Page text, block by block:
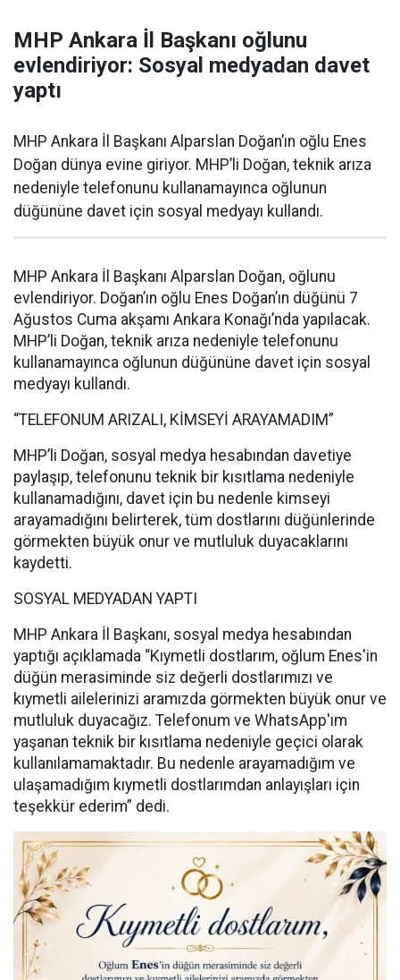
MHP Ankara İl Başkanı oğlunu
evlendiriyor: Sosyal medyadan davet
yaptı
MHP Ankara İl Başkanı Alparslan Doğan’ın oğlu Enes
Doğan dünya evine giriyor. MHP’li Doğan, teknik arıza
nedeniyle telefonunu kullanamayınca oğlunun
düğününe davet için sosyal medyayı kullandı.
MHP Ankara İl Başkanı Alparslan Doğan, oğlunu
evlendiriyor. Doğan’ın oğlu Enes Doğan’ın düğünü 7
Ağustos Cuma akşamı Ankara Konağı’nda yapılacak.
MHP’li Doğan, teknik arıza nedeniyle telefonunu
kullanamayınca oğlunun düğününe davet için sosyal
medyayı kullandı.
“TELEFONUM ARIZALI, KİMSEYİ ARAYAMADIM”
MHP’li Doğan, sosyal medya hesabından davetiye
paylaşıp, telefonunu teknik bir kısıtlama nedeniyle
kullanamadığını, davet için bu nedenle kimseyi
arayamadığını belirterek, tüm dostlarını düğünlerinde
görmekten büyük onur ve mutluluk duyacaklarını
kaydetti.
SOSYAL MEDYADAN YAPTI
MHP Ankara İl Başkanı, sosyal medya hesabından
yaptığı açıklamada “Kıymetli dostlarım, oğlum Enes'in
düğün merasiminde siz değerli dostlarımızı ve
kıymetli ailelerinizi aramızda görmekten büyük onur ve
mutluluk duyacağız. Telefonum ve WhatsApp'ım
yaşanan teknik bir kısıtlama nedeniyle geçici olarak
kullanılamamaktadır. Bu nedenle arayamadığım ve
ulaşamadığım kıymetli dostlarımdan anlayışları için
teşekkür ederim” dedi.